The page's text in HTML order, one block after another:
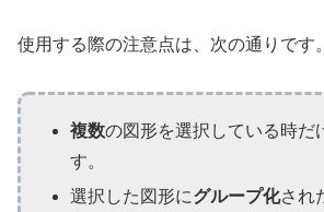
使用する際の注意点は、次の通りです。
複数の図形を選択している時だ
す。
選択した図形にグループ化され